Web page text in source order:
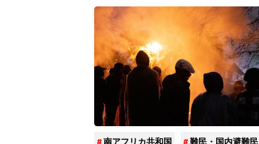
南アフリカ共和国 難民・国内避難民